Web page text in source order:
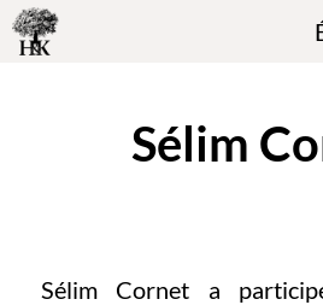
Sélim
Sélim Cornet a